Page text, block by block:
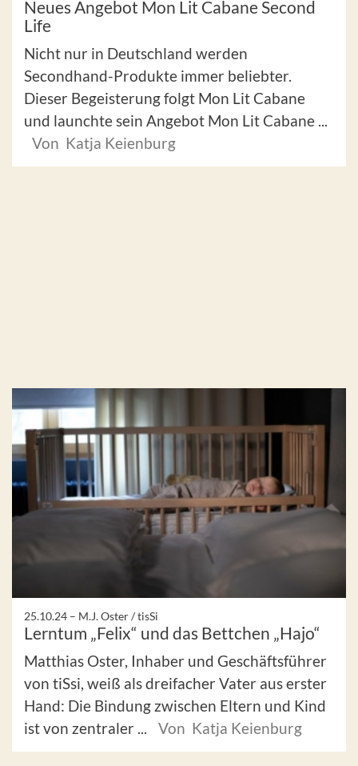
Neues Angebot Mon Lit Cabane Second
Life
Nicht nur in Deutschland werden
Secondhand-Produkte immer beliebter.
Dieser Begeisterung folgt Mon Lit Cabane
und launchte sein Angebot Mon Lit Cabane ...
Von Katja Keienburg
25.10.24 – M.J. Oster / tisSi
Lerntum „Felix“ und das Bettchen „Hajo“
Matthias Oster, Inhaber und Geschäftsführer
von tiSsi, weiß als dreifacher Vater aus erster
Hand: Die Bindung zwischen Eltern und Kind
ist von zentraler ...
Von Katja Keienburg